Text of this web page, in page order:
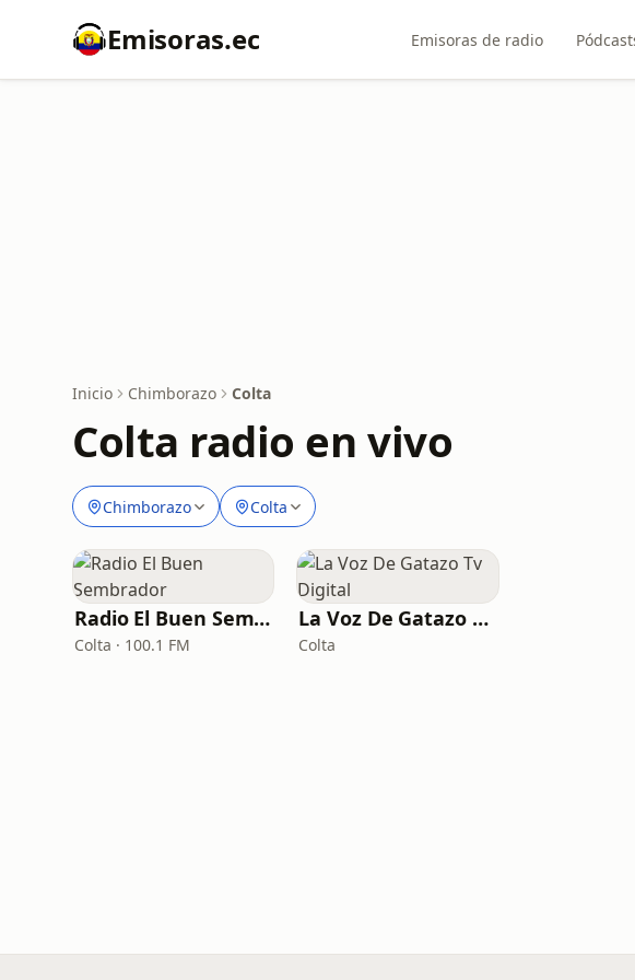
Emisoras.ec Emisoras de radio
Inicio Chimborazo Colta
Colta radio en vivo
Chimborazo Colta
Radio El Buen Sembrador
Colta · 100.1 FM
La Voz De Gatazo Tv Digital
Colta